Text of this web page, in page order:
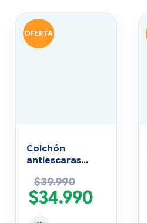
OFERTA
Colchón
antiescaras
motor
$39.990
$34.990